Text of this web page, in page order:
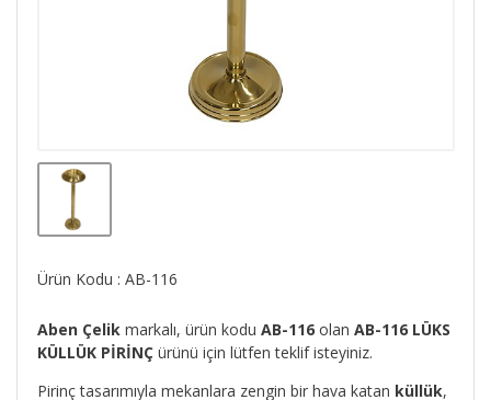
Ürün Kodu : AB-116
Aben Çelikmarkalı, ürün kodu AB-116olan AB-116 LÜKS
KÜLLÜK PİRİNÇürünü için lütfen teklif isteyiniz.
Pirinç tasarımıyla mekanlara zengin bir hava katan küllük,